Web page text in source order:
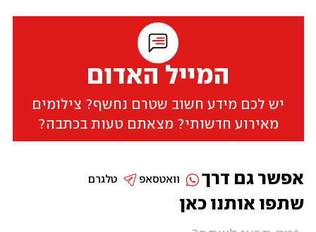
המייל האדום
יש לכם מידע חשוב שטרם נחשף? צילומים
מאירוע חדשותי? מצאתם טעות בכתבה?
שתפו אותנו כאן
אפשר גם דרך טלגרם וואטסאפ